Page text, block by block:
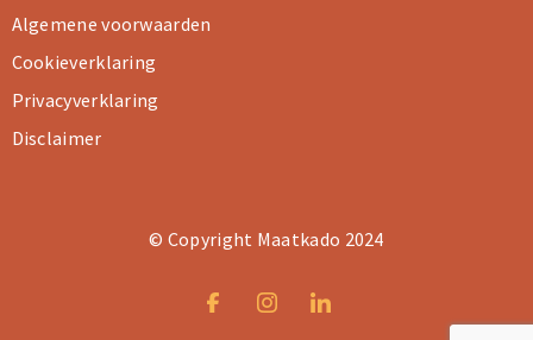
Algemene voorwaarden
Cookieverklaring
Privacyverklaring
Disclaimer
© Copyright Maatkado 2024